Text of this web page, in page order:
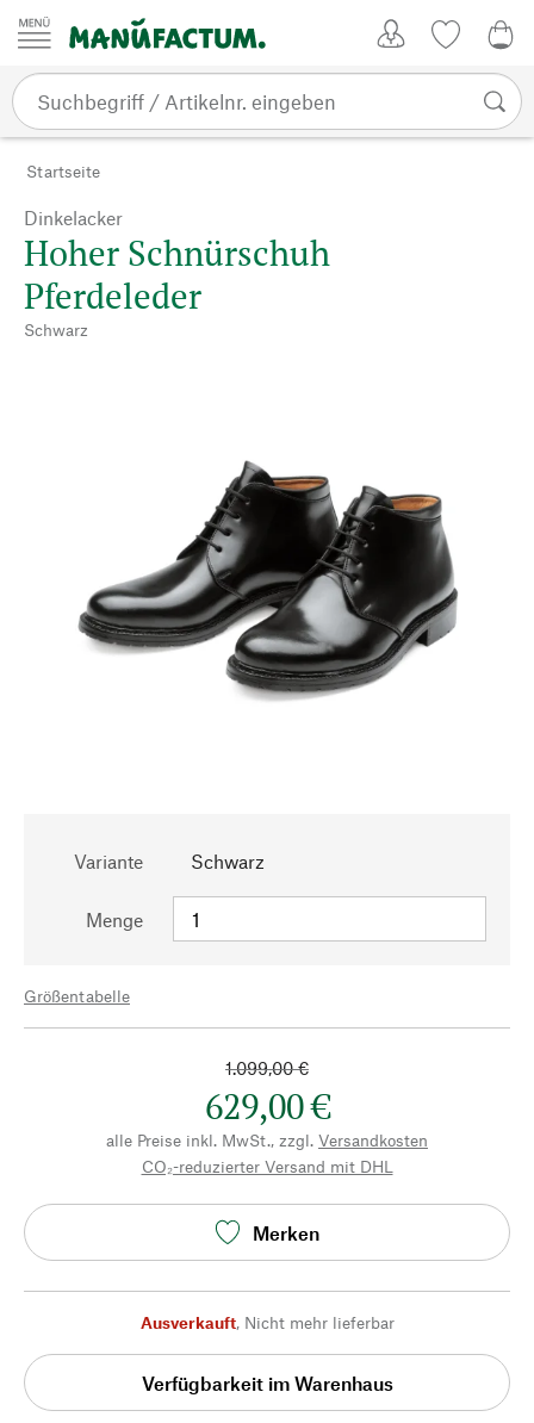
Zum Inhalt springen
Startseite
Dinkelacker
Hoher Schnürschuh
Pferdeleder
Schwarz
Variante Schwarz
Menge
Größentabelle
1.099,00 €
629,00 €
alle Preise inkl. MwSt., zzgl. Versandkosten
CO₂-reduzierter Versand mit DHL
Merken
Ausverkauft, Nicht mehr lieferbar
Verfügbarkeit im Warenhaus